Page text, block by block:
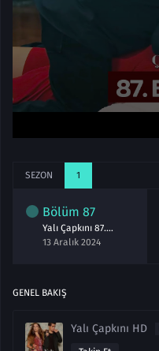
SEZON 1
Bölüm 87
Yalı Çapkını 87.Bölüm izle
13 Aralık 2024
GENEL BAKIŞ
Yalı Çapkını HD